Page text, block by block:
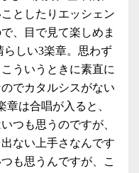
としたりエッシェン
、目で見て楽しめま
らしい3楽章。思わず
ういうときに素直に
でカタルシスがない
は合唱が入ると、
つも思うのですが、
ない上手さなんです
も思うんですが、こ